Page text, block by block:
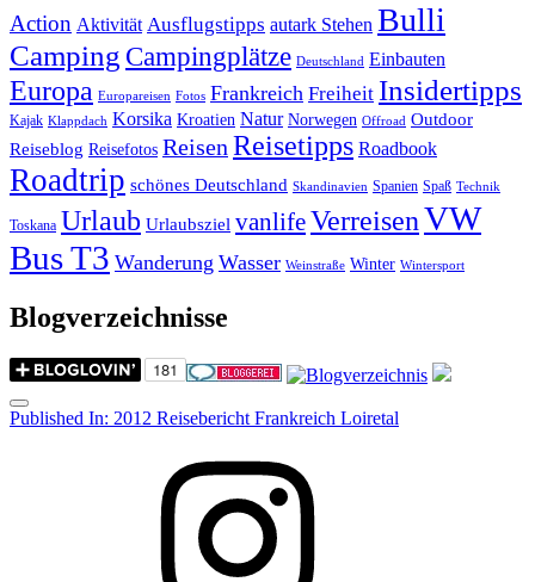
Action Aktivität Ausflugstipps autark Stehen Bulli
Camping Campingplätze Deutschland Einbauten
Europa Europareisen Fotos Frankreich Freiheit Insidertipps
Kajak Klappdach Korsika Kroatien Natur Norwegen Offroad Outdoor
Reiseblog Reisefotos ReisenReisetipps Roadbook
Roadtrip schönes Deutschland Skandinavien Spanien Spaß Technik
Toskana Urlaub Urlaubsziel vanlifeVerreisenVW
Bus T3 Wanderung Wasser Weinstraße Winter Wintersport
Blogverzeichnisse
Menu
Post
Published In: 2012 Reisebericht Frankreich Loiretal